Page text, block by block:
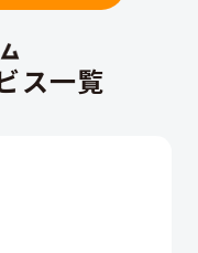
ス一覧